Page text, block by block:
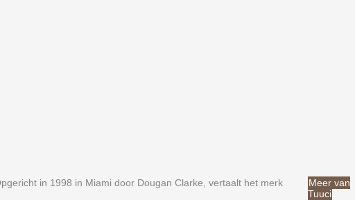
in 1998 in Miami door Dougan Clarke, vertaalt het merk
Meer van
Tuuci